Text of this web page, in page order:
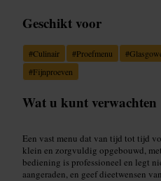
Geschikt voor
#Culinair #Proefmenu #
#Fijnproeven
Wat u kunt verwachten
Een vast menu dat van tijd tot tijd
klein en zorgvuldig opgebouwd,
bediening is professioneel en legt
aangeraden, en geef dieetwensen